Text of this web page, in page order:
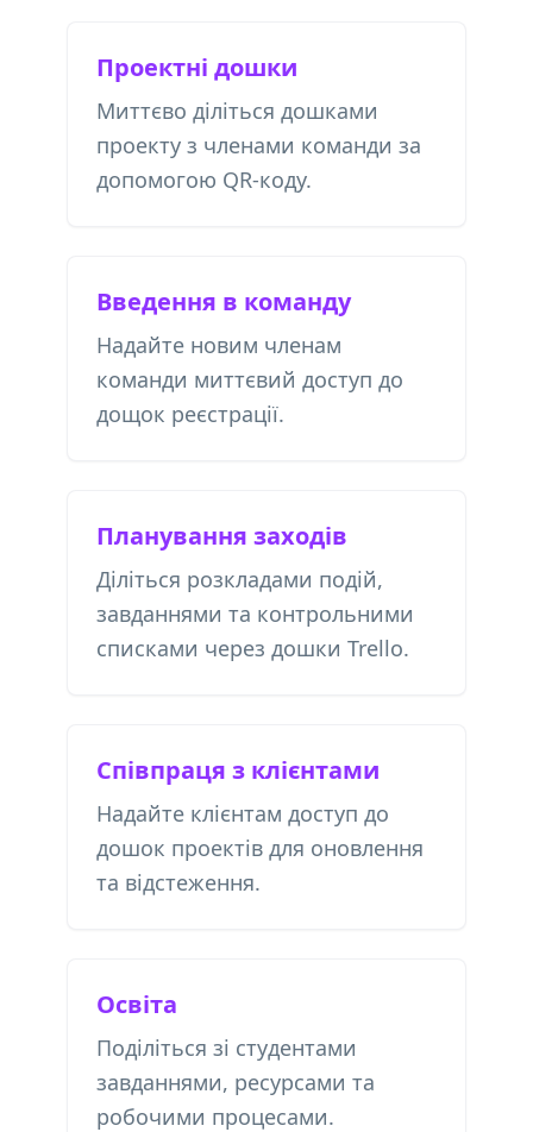
Проектні дошки
Миттєво діліться дошками
проекту з членами команди за
допомогою QR-коду.
Введення в команду
Надайте новим членам
команди миттєвий доступ до
дощок реєстрації.
Планування заходів
Діліться розкладами подій,
завданнями та контрольними
списками через дошки Trello.
Співпраця з клієнтами
Надайте клієнтам доступ до
дошок проектів для оновлення
та відстеження.
Освіта
Поділіться зі студентами
завданнями, ресурсами та
робочими процесами.